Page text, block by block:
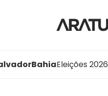
BahiaEleições 2026